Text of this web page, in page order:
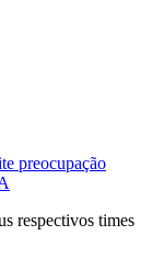
preocupação
respectivos times